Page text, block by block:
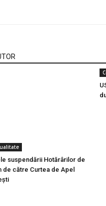
suspendării Hotărârilor de
de către Curtea de Apel